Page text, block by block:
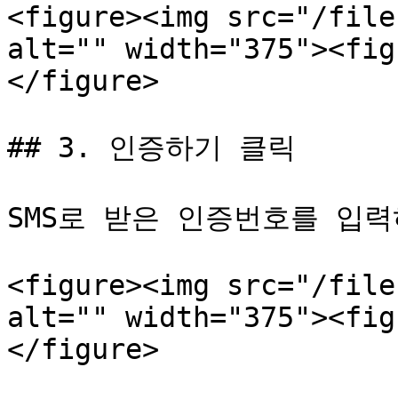
<figure><img src="/files/
alt=""
</figure>
## 3. 인증하기 클릭
SMS로 받은 인증번호를 입
<figure><img src="/
alt=""
</figure>